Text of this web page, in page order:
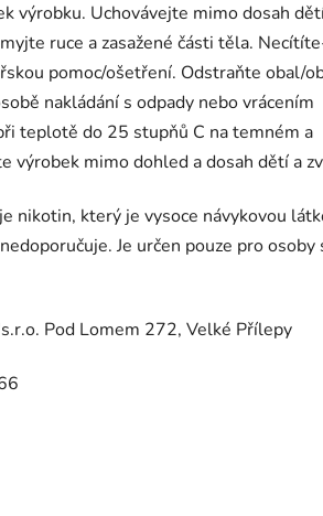
výrobku. Uchovávejte mimo dosah
ruce a zasažené části těla.
pomoc/ošetření. Odstraňte obal/
nakládání s odpady nebo vrácením
teplotě do 25 stupňů C na temném a
výrobek mimo dohled a dosah dětí a
nikotin, který je vysoce návykovou
Je určen pouze pro osoby
Pod Lomem 272, Velké Přílepy